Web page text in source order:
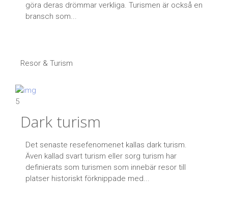
göra deras drömmar verkliga. Turismen är också en
bransch som...
Resor & Turism
5
Dark turism
Det senaste resefenomenet kallas dark turism.
Även kallad svart turism eller sorg turism har
definierats som turismen som innebär resor till
platser historiskt förknippade med...